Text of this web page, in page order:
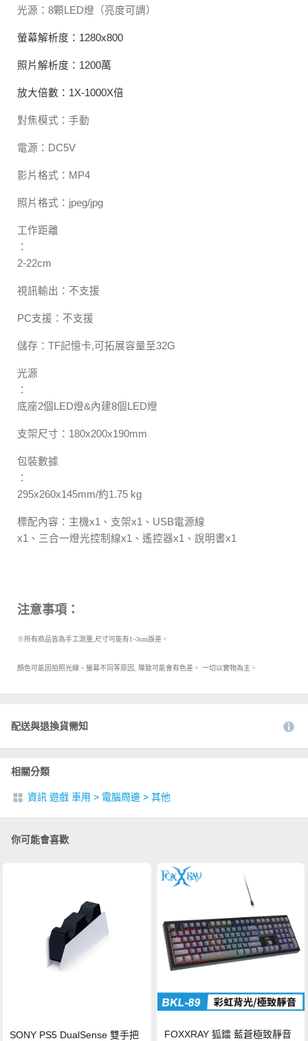
光源：8顆LED燈（亮度可調）
螢幕解析度：1280x800
照片解析度：1200萬
放大倍數：1X-1000X倍
對焦模式：手動
電源：DC5V
影片格式：MP4
照片格式：jpeg/jpg
工作距離
：
2-22cm
視訊輸出：不支援
PC支援：不支援
儲存：TF記憶卡,可拓展容量至32G
光源
：
底座2個LED燈&內建8個LED燈
支架尺寸：180x200x190mm
包裝數據
：
295x260x145mm/約1.75 kg
標配內容：主機x1、支架x1、USB電源線
x1、三合一燈光控制線x1、遙控器x1、說明書x1
注意事項：
※所有商品皆為手工測量,尺寸可能有1~3cm誤差。
顏色可能因拍照光線、螢幕不同等原因, 導致可能會有色差。 一切以實物為主。
配送與退換貨需知
相關分類
資訊 遊戲 車用 > 電腦周邊 > 其他
你可能會喜歡
SONY PS5 DualSense 雙手把
FOXXRAY 狐鐳 藍蒼極致靜音